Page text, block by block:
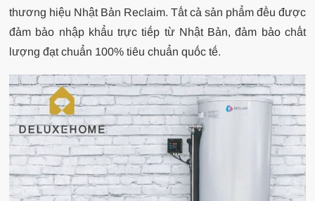
thương hiệu Nhật Bản Reclaim. Tất cả sản phẩm đều được
đảm bảo nhập khẩu trực tiếp từ Nhật Bản, đảm bảo chất
lượng đạt chuẩn 100% tiêu chuẩn quốc tế.